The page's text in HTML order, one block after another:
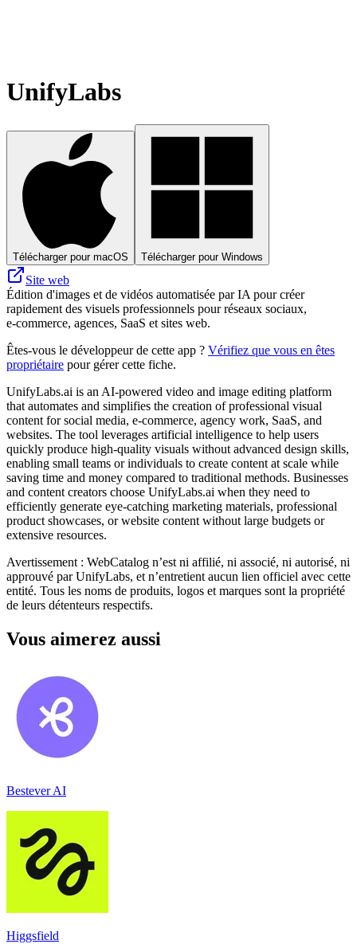
UnifyLabs
Télécharger pour macOS Télécharger pour Windows
Site web
Édition d'images et de vidéos automatisée par IA pour créer
rapidement des visuels professionnels pour réseaux sociaux,
e‑commerce, agences, SaaS et sites web.
Êtes-vous le développeur de cette app ? Vérifiez que vous en êtes
propriétaire pour gérer cette fiche.
UnifyLabs.ai is an AI-powered video and image editing platform
that automates and simplifies the creation of professional visual
content for social media, e-commerce, agency work, SaaS, and
websites. The tool leverages artificial intelligence to help users
quickly produce high-quality visuals without advanced design skills,
enabling small teams or individuals to create content at scale while
saving time and money compared to traditional methods. Businesses
and content creators choose UnifyLabs.ai when they need to
efficiently generate eye-catching marketing materials, professional
product showcases, or website content without large budgets or
extensive resources.
Avertissement : WebCatalog n’est ni affilié, ni associé, ni autorisé, ni
approuvé par UnifyLabs, et n’entretient aucun lien officiel avec cette
entité. Tous les noms de produits, logos et marques sont la propriété
de leurs détenteurs respectifs.
Vous aimerez aussi
Bestever AI
Higgsfield